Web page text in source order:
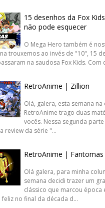
15 desenhos da Fox
não pode esquecer
O Mega Hero também é
trouxemos ao invés de "10", 15
na saudosa Fox Kids. Com
RetroAnime | Zillion
Olá, galera, esta semana na
RetroAnime trago duas
vocês. Nessa segunda
review da série "...
RetroAnime | Fantomas
Olá galera, para minha
semana decidi trazer um
clássico que marcou época
feliz no final da década d...